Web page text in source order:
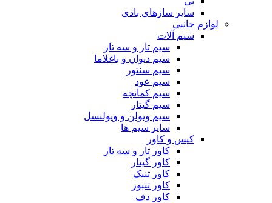
سایر سازهای بادی
لوازم جانبی
سیم آلات
سیم تار و سه تار
سیم دیوان و باغلاما
سیم سنتور
سیم عود
سیم کمانچه
سیم گیتار
سیم ویولن و ویولنسل
سایر سیم ها
کیس و کاور
کاور تار و سه تار
کاور گیتار
کاور تنبک
کاور تنبور
کاور دف